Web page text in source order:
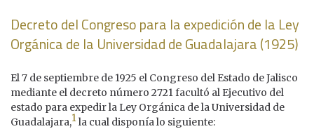
Decreto del Congreso para la expedición de la Ley
Orgánica de la Universidad de Guadalajara (1925)
El 7 de septiembre de 1925 el Congreso del Estado de Jalisco
mediante el decreto número 2721 facultó al Ejecutivo del
estado para expedir la Ley Orgánica de la Universidad de
Guadalajara,1la cual disponía lo siguiente: